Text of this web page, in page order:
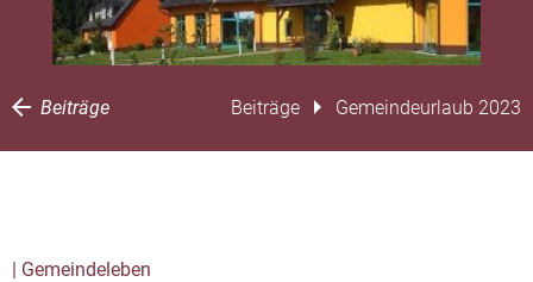
Beiträge Beiträge Gemeindeurlaub 2023
| Gemeindeleben